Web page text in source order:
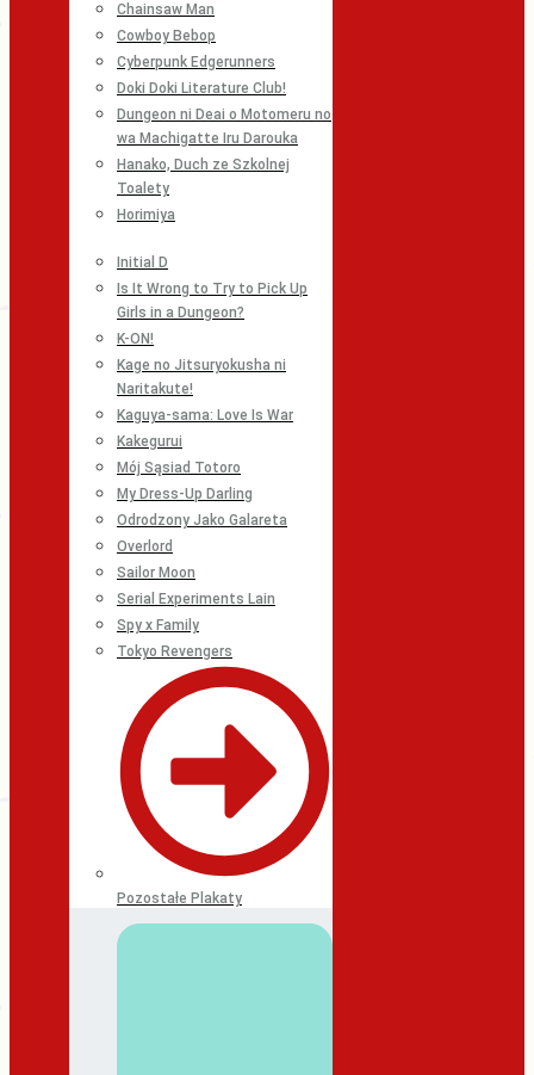
Chainsaw Man
Cowboy Bebop
Cyberpunk Edgerunners
Doki Doki Literature Club!
Dungeon ni Deai o Motomeru no
wa Machigatte Iru Darouka
Hanako, Duch ze Szkolnej
Toalety
Horimiya
Initial D
Is It Wrong to Try to Pick Up
Girls in a Dungeon?
K-ON!
Kage no Jitsuryokusha ni
Naritakute!
Kaguya-sama: Love Is War
Kakegurui
Mój Sąsiad Totoro
My Dress-Up Darling
Odrodzony Jako Galareta
Overlord
Sailor Moon
Serial Experiments Lain
Spy x Family
Tokyo Revengers
Pozostałe Plakaty